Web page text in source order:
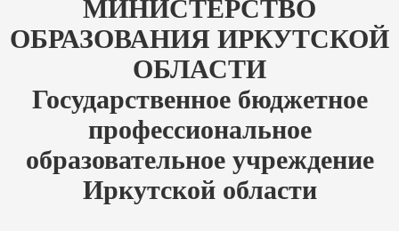
МИНИСТЕРСТВО
ОБРАЗОВАНИЯ ИРКУТСКОЙ
ОБЛАСТИ
Государственное бюджетное
профессиональное
образовательное учреждение
Иркутской области